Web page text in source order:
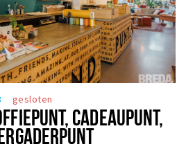
gesloten
CADEAUPUNT,